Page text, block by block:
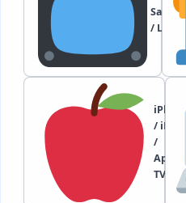
/ LG
/ iPad
/
Apple
TV